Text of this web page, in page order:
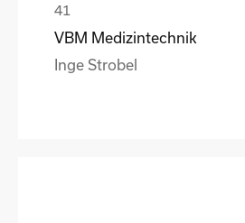
VBM Medizintechnik
Inge Strobel